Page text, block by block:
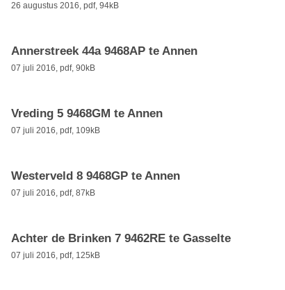
26 augustus 2016, pdf, 94kB
Annerstreek 44a 9468AP te Annen
07 juli 2016, pdf, 90kB
Vreding 5 9468GM te Annen
07 juli 2016, pdf, 109kB
Westerveld 8 9468GP te Annen
07 juli 2016, pdf, 87kB
Achter de Brinken 7 9462RE te Gasselte
07 juli 2016, pdf, 125kB